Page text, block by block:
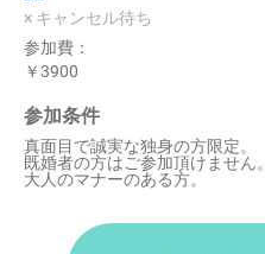
× キャンセル待ち
参加費：
￥3900
参加条件
真面目で誠実な独身の方限定。
既婚者の方はご参加頂けません。
大人のマナーのある方。